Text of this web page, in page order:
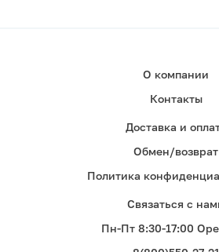
О компании
Контакты
Доставка и
Обмен/возврат
Политика
Связаться с
Пн-Пт 8:30-17:00